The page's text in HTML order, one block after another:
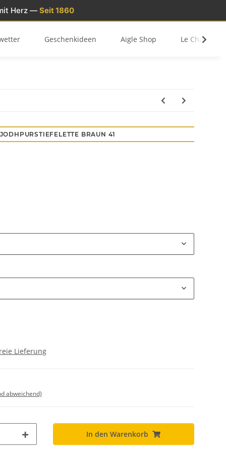
Herz — Seit 1860
Geschenkideen Aigle Shop Le
BRAUN 41
Lieferung
abweichend)
In den Warenkorb